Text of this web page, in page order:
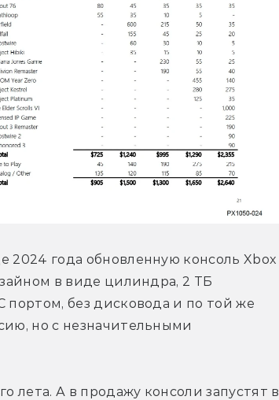
2024 года обновленную консоль Xbox
в виде цилиндра, 2 ТБ
портом, без дисковода и по той же
но с незначительными
лета. А в продажу консоли запустят в